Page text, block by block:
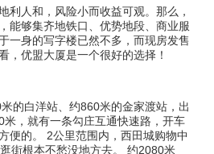
利人和，风险小而收益可观。那么，
能够集齐地铁口、优势地段、商业服
一身的写字楼已然不多，而现房发售
，优盟大厦是一个很好的选择！
的白洋站、约860米的金家渡站，出
，就有一条勾庄互通快速路，开车
便的。 2公里范围内，西田城购物中
街根本不愁没地方去。 约2080米